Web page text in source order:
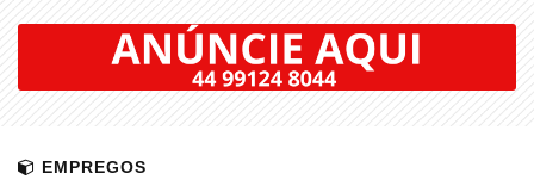
EMPREGOS